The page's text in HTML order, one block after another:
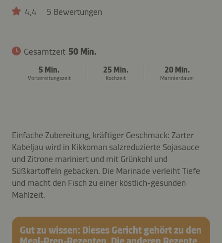
4,4 5 Bewertungen
Gesamtzeit 50 Min.
5 Min.
Vorbereitungszeit
25 Min.
Kochzeit
20 Min.
Marinierdauer
Einfache Zubereitung, kräftiger Geschmack: Zarter
Kabeljau wird in Kikkoman salzreduzierte Sojasauce
und Zitrone mariniert und mit Grünkohl und
Süßkartoffeln gebacken. Die Marinade verleiht Tiefe
und macht den Fisch zu einer köstlich-gesunden
Mahlzeit.
Gut zu wissen: Dieses Gericht gehört zu den